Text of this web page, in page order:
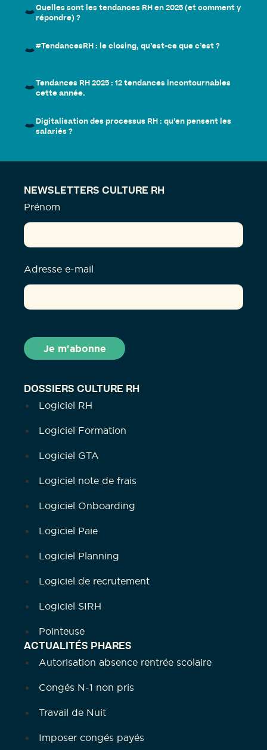
Quelles sont les tendances RH en 2025 (et comment y
répondre) ?
#TendancesRH : le closing, qu’est-ce que c’est ?
Tendances RH 2025 : 12 tendances incontournables
cette année.
Digitalisation des processus RH : qu’en pensent les
salariés ?
DOSSIERS CULTURE RH
Logiciel RH
Logiciel Formation
Logiciel GTA
Logiciel note de frais
Logiciel Onboarding
Logiciel Paie
Logiciel Planning
Logiciel de recrutement
Logiciel SIRH
Pointeuse
ACTUALITÉS PHARES
Autorisation absence rentrée scolaire
Congés N-1 non pris
Travail de Nuit
Imposer congés payés
NEWSLETTERS CULTURE RH
Prénom
Adresse e-mail